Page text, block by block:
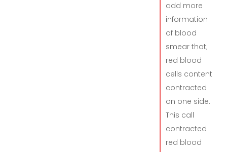
add more
information
of blood
smear that;
red blood
cells content
contracted
on one side.
This call
contracted
red blood